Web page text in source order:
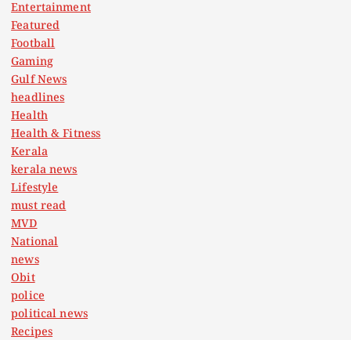
Entertainment
Featured
Football
Gaming
Gulf News
headlines
Health
Health & Fitness
Kerala
kerala news
Lifestyle
must read
MVD
National
news
Obit
police
political news
Recipes